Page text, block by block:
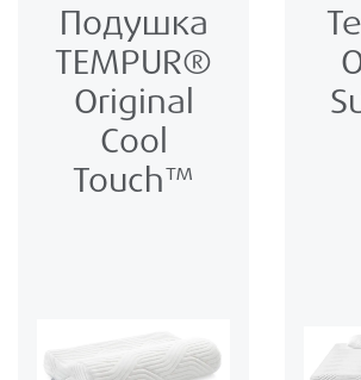
Подушка
TEMPUR®
Original
Cool
Touch™